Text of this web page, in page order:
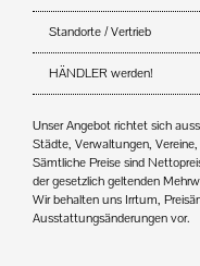
Standorte / Vertrieb
HÄNDLER werden!
Unser Angebot richtet sich
Städte, Verwaltungen,
Sämtliche Preise sind
der gesetzlich geltenden
Wir behalten uns Irrtum,
Ausstattungsänderungen vor.